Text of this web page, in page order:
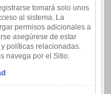
tomará solo unos
al sistema. La
permisos adicionales a
asegúrese de estar
políticas relacionadas.
navega por el Sitio.